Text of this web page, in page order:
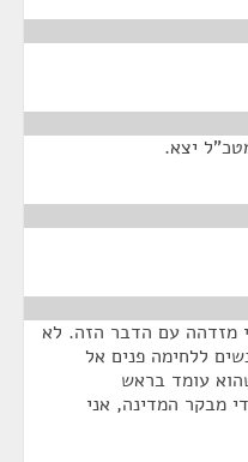
יצא.
מזדהה עם הדבר הזה. לא
ללחימה פנים אל
עומד בראש
מבקר המדינה, אני